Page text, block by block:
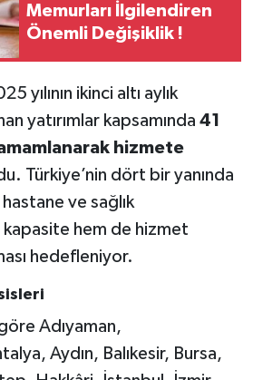
Memurları İlgilendiren
Önemli Değişiklik !
yılının ikinci altı aylık
yatırımlar kapsamında 41
hizmete
Türkiye’nin dört bir yanında
ve sağlık
hem de hizmet
hedefleniyor.
göre Adıyaman,
Aydın, Balıkesir, Bursa,